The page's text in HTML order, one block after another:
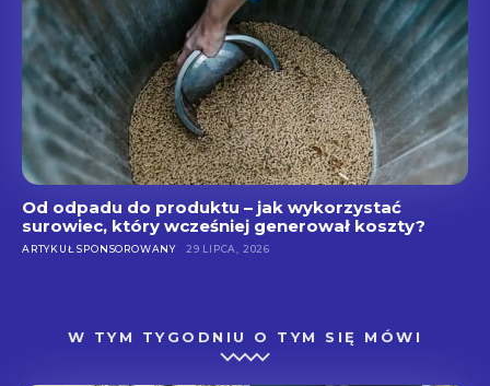
Od odpadu do produktu – jak wykorzystać
surowiec, który wcześniej generował koszty?
ARTYKUŁ SPONSOROWANY 29 LIPCA, 2026
W TYM TYGODNIU O TYM SIĘ MÓWI